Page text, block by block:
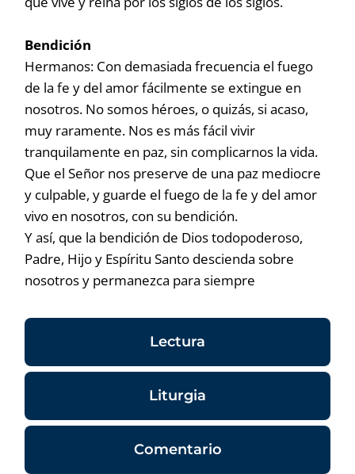
Bendición
Hermanos: Con demasiada frecuencia el fuego
de la fe y del amor fácilmente se extingue en
nosotros. No somos héroes, o quizás, si acaso,
muy raramente. Nos es más fácil vivir
tranquilamente en paz, sin complicarnos la vida.
Que el Señor nos preserve de una paz mediocre
y culpable, y guarde el fuego de la fe y del amor
vivo en nosotros, con su bendición.
Y así, que la bendición de Dios todopoderoso,
Padre, Hijo y Espíritu Santo descienda sobre
nosotros y permanezca para siempre
Lectura
Liturgia
Comentario